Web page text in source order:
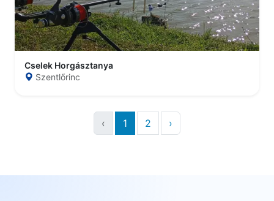
Cselek Horgásztanya
Szentlőrinc
‹ 1 2 ›